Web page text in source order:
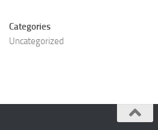
Categories
Uncategorized